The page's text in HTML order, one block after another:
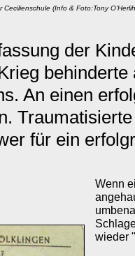
(Info & Foto:Tony
der
An einen
für ein
Wenn
wieder